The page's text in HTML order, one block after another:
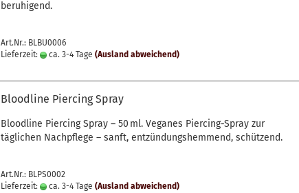
beruhigend.
Art.Nr.: BLBU0006
Lieferzeit:
ca. 3-4 Tage (Ausland abweichend)
Bloodline Piercing Spray
Bloodline Piercing Spray – 50 ml. Veganes Piercing-Spray zur
täglichen Nachpflege – sanft, entzündungshemmend, schützend.
Art.Nr.: BLPS0002
Lieferzeit:
ca. 3-4 Tage (Ausland abweichend)